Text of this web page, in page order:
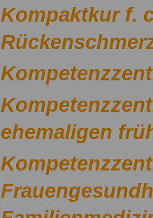
Kompaktkur f.
ehemaligen